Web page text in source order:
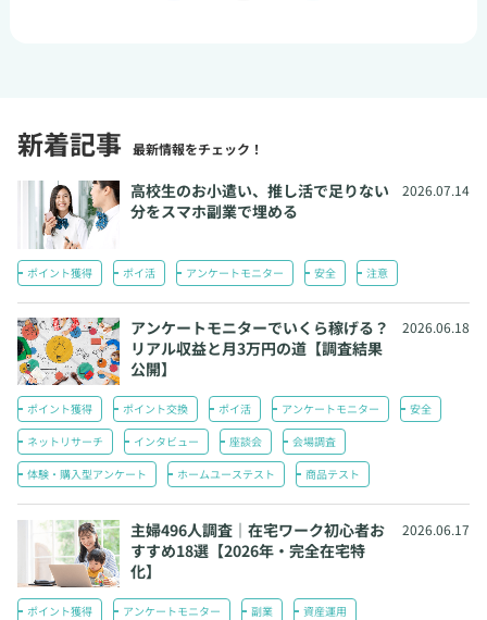
新着記事 最新情報をチェック！
高校生のお小遣い、推し活で足りない
分をスマホ副業で埋める
2026.07.14
ポイント獲得 ポイ活 アンケートモニター 安全 注意
アンケートモニターでいくら稼げる？
リアル収益と月3万円の道【調査結果
公開】
2026.06.18
ポイント獲得 ポイント交換 ポイ活 アンケートモニター
安全
ネットリサーチ
インタビュー 座談会
会場調査
体験・購入型アンケート
ホームユーステスト 商品テスト
主婦496人調査｜在宅ワーク初心者お
すすめ18選【2026年・完全在宅特
化】
2026.06.17
ポイント獲得 アンケートモニター 副業 資産運用